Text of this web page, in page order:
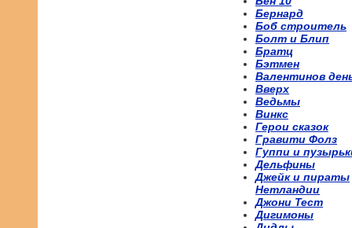
Бернард
Боб строитель
Болт и Блип
Братц
Бэтмен
Валентинов
Вверх
Ведьмы
Винкс
Герои сказок
Гравити Фолз
Гуппи и
Дельфины
Джейк и пираты
Нетландии
Джони Тест
Дигимоны